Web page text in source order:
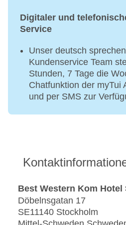
Digitaler und
Service
Unser deutsch
Kundenservice Team
Stunden, 7 Tage die
Chatfunktion der myTui
und per SMS zur
Best Western Kom Hotel
Döbelnsgatan 17
SE11140 Stockholm